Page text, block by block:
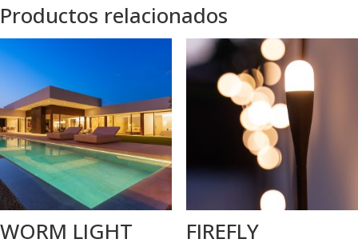
Productos relacionados
WORM LIGHT FIREFLY